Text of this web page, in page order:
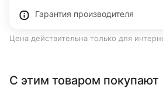
Гарантия производителя
Цена действительна только для
С этим товаром покупают